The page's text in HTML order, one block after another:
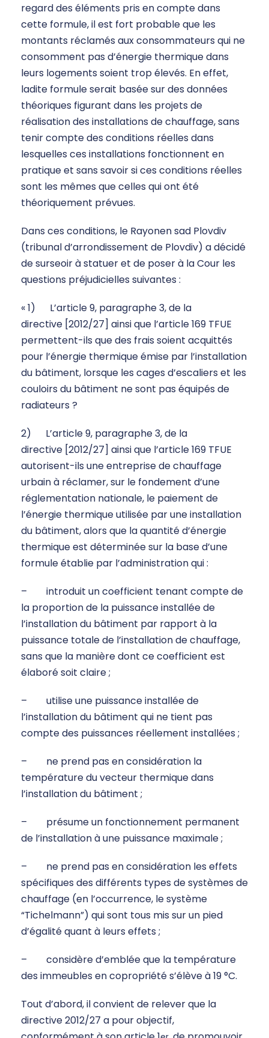
regard des éléments pris en compte dans
cette formule, il est fort probable que les
montants réclamés aux consommateurs qui ne
consomment pas d’énergie thermique dans
leurs logements soient trop élevés. En effet,
ladite formule serait basée sur des données
théoriques figurant dans les projets de
réalisation des installations de chauffage, sans
tenir compte des conditions réelles dans
lesquelles ces installations fonctionnent en
pratique et sans savoir si ces conditions réelles
sont les mêmes que celles qui ont été
théoriquement prévues.
Dans ces conditions, le Rayonen sad Plovdiv
(tribunal d’arrondissement de Plovdiv) a décidé
de surseoir à statuer et de poser à la Cour les
questions préjudicielles suivantes :
« 1) L’article 9, paragraphe 3, de la
directive [2012/27] ainsi que l’article 169 TFUE
permettent-ils que des frais soient acquittés
pour l’énergie thermique émise par l’installation
du bâtiment, lorsque les cages d’escaliers et les
couloirs du bâtiment ne sont pas équipés de
radiateurs ?
2) L’article 9, paragraphe 3, de la
directive [2012/27] ainsi que l’article 169 TFUE
autorisent-ils une entreprise de chauffage
urbain à réclamer, sur le fondement d’une
réglementation nationale, le paiement de
l’énergie thermique utilisée par une installation
du bâtiment, alors que la quantité d’énergie
thermique est déterminée sur la base d’une
formule établie par l’administration qui :
– introduit un coefficient tenant compte de
la proportion de la puissance installée de
l’installation du bâtiment par rapport à la
puissance totale de l’installation de chauffage,
sans que la manière dont ce coefficient est
élaboré soit claire ;
– utilise une puissance installée de
l’installation du bâtiment qui ne tient pas
compte des puissances réellement installées ;
– ne prend pas en considération la
température du vecteur thermique dans
l’installation du bâtiment ;
– présume un fonctionnement permanent
de l’installation à une puissance maximale ;
– ne prend pas en considération les effets
spécifiques des différents types de systèmes de
chauffage (en l’occurrence, le système
“Tichelmann”) qui sont tous mis sur un pied
d’égalité quant à leurs effets ;
– considère d’emblée que la température
des immeubles en copropriété s’élève à 19 °C.
Tout d’abord, il convient de relever que la
directive 2012/27 a pour objectif,